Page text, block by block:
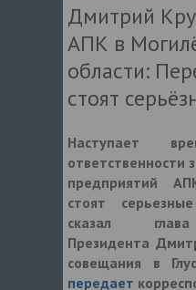
Дмитрий
АПК в
области:
стоят
Наступает
ответственности
предприятий
стоят
сказал
Президента
совещания в
передает